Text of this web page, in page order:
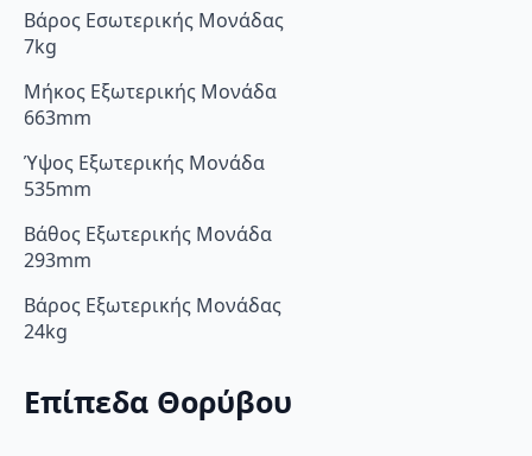
Βάρος Εσωτερικής Μονάδας
7kg
Μήκος Εξωτερικής Μονάδα
663mm
Ύψος Εξωτερικής Μονάδα
535mm
Βάθος Εξωτερικής Μονάδα
293mm
Βάρος Εξωτερικής Μονάδας
24kg
Επίπεδα Θορύβου